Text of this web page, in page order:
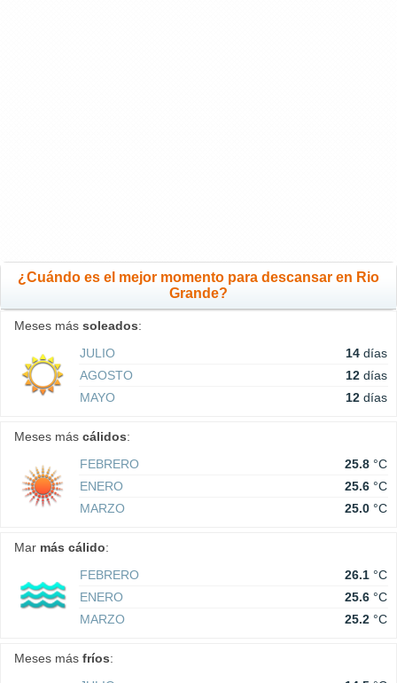
¿Cuándo es el mejor momento para descansar en Rio
Grande?
Meses más soleados:
JULIO
14 días
AGOSTO
12 días
MAYO
12 días
Meses más cálidos:
FEBRERO
25.8 °C
ENERO
25.6 °C
MARZO
25.0 °C
Mar más cálido:
FEBRERO
26.1 °C
ENERO
25.6 °C
MARZO
25.2 °C
Meses más fríos: